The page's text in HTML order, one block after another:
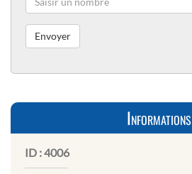
Informations
ID :4006